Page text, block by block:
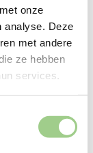
onze
analyse. Deze
met andere
ze hebben
services.